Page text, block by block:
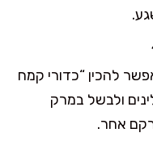
להכין “כדורי קמח
ולבשל במרק
אחר.